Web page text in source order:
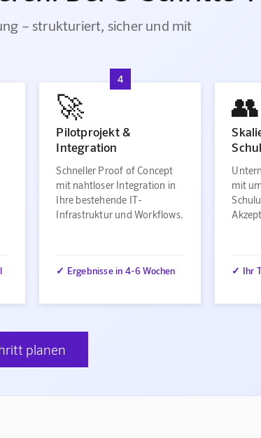
– strukturiert, sicher und mit
4
🚀
Pilotprojekt &
Integration
Schneller Proof of Concept
mit nahtloser Integration in
Ihre bestehende IT-
Infrastruktur und Workflows.
✓ Ergebnisse in 4-6 Wochen
👥
mit
✓ Ihr
planen